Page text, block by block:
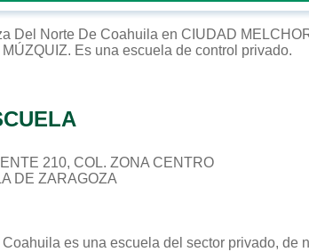
Del Norte De Coahuila en CIUDAD
. Es una escuela de control privado.
210, COL. ZONA CENTRO
DE ZARAGOZA
Coahuila es una escuela del sector privado, de